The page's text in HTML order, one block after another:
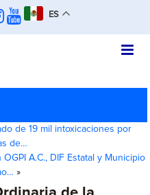
ES
de 19 mil intoxicaciones por
de…
A.C., DIF Estatal y Municipio
»